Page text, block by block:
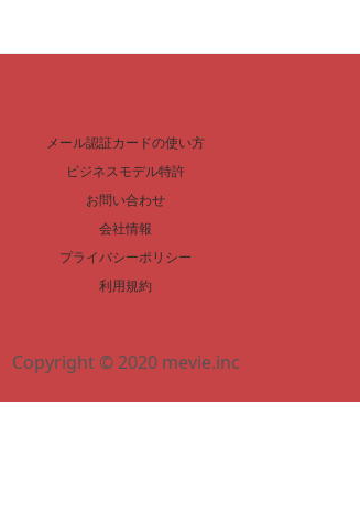
メール認証カードの使い方
ビジネスモデル特許
お問い合わせ
会社情報
プライバシーポリシー
利用規約
Copyright © 2020 mevie.inc